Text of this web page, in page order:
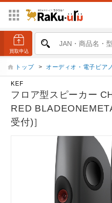
トップ > オーディオ・電子ピアノ
KEF
フロア型スピーカー
RED
受付)］